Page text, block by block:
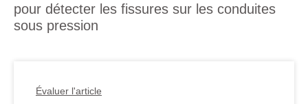
pour détecter les fissures sur les conduites
sous pression
Évaluer l'article